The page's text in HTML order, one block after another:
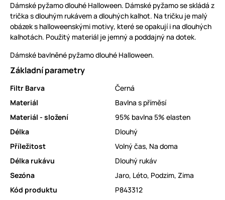
Dámské pyžamo dlouhé Halloween. Dámské pyžamo se skládá z
trička s dlouhým rukávem a dlouhých kalhot. Na tričku je malý
obázek s halloweenskými motivy, které se opakují i na dlouhých
kalhotách. Použitý materiál je jemný a poddajný na dotek.
Dámské bavlněné pyžamo dlouhé Halloween.
Základní parametry
Filtr Barva
Černá
Materiál
Bavlna s příměsí
Materiál - složení
95% bavlna 5% elasten
Délka
Dlouhý
Příležitost
Volný čas, Na doma
Délka rukávu
Dlouhý rukáv
Sezóna
Jaro, Léto, Podzim, Zima
Kód produktu
P843312